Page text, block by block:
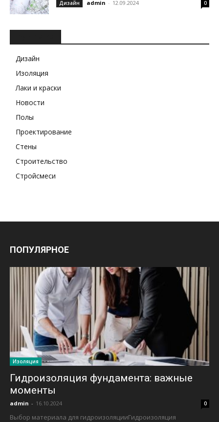
Дизайн admin - 12.09.2024 0
Дизайн
Изоляция
Лаки и краски
Новости
Полы
Проектирование
Стены
Строительство
Стройсмеси
ПОПУЛЯРНОЕ
Изоляция
Гидроизоляция фундамента: важные
моменты
admin - 16.10.2024 0
Выбор материала для гидроизоляцииГидроизоляция